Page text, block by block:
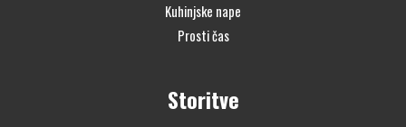
Kuhinjske nape
Prosti čas
Storitve